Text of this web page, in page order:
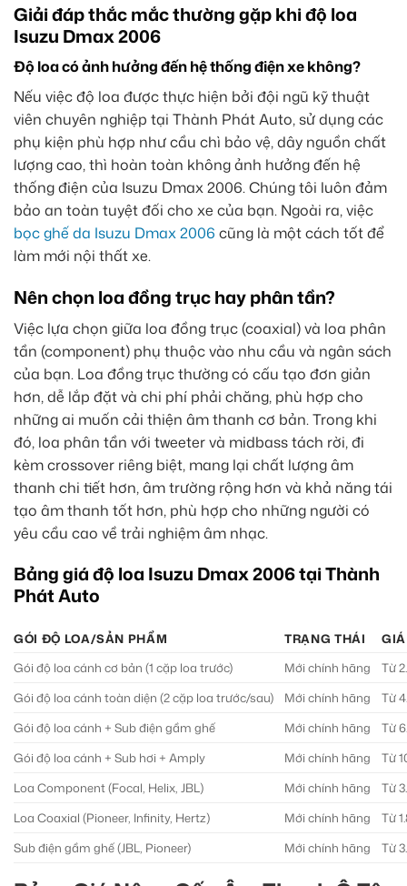
Giải đáp thắc mắc thường gặp khi độ loa
Isuzu Dmax 2006
Độ loa có ảnh hưởng đến hệ thống điện xe không?
Nếu việc độ loa được thực hiện bởi đội ngũ kỹ thuật
viên chuyên nghiệp tại Thành Phát Auto, sử dụng các
phụ kiện phù hợp như cầu chì bảo vệ, dây nguồn chất
lượng cao, thì hoàn toàn không ảnh hưởng đến hệ
thống điện của Isuzu Dmax 2006. Chúng tôi luôn đảm
bảo an toàn tuyệt đối cho xe của bạn. Ngoài ra, việc
bọc ghế da Isuzu Dmax 2006 cũng là một cách tốt để
làm mới nội thất xe.
Nên chọn loa đồng trục hay phân tần?
Việc lựa chọn giữa loa đồng trục (coaxial) và loa phân
tần (component) phụ thuộc vào nhu cầu và ngân sách
của bạn. Loa đồng trục thường có cấu tạo đơn giản
hơn, dễ lắp đặt và chi phí phải chăng, phù hợp cho
những ai muốn cải thiện âm thanh cơ bản. Trong khi
đó, loa phân tần với tweeter và midbass tách rời, đi
kèm crossover riêng biệt, mang lại chất lượng âm
thanh chi tiết hơn, âm trường rộng hơn và khả năng tái
tạo âm thanh tốt hơn, phù hợp cho những người có
yêu cầu cao về trải nghiệm âm nhạc.
Bảng giá độ loa Isuzu Dmax 2006 tại Thành
Phát Auto
GÓI ĐỘ LOA/SẢN PHẨM TRẠNG THÁI
Gói độ loa cánh cơ bản (1 cặp loa trước)
Mới chính hãng
Từ
Gói độ loa cánh toàn diện (2 cặp loa trước/sau)
Mới chính hãng
Từ
Gói độ loa cánh + Sub điện gầm ghế
Mới chính hãng
Từ
Gói độ loa cánh + Sub hơi + Amply
Mới chính hãng
Từ
Loa Component (Focal, Helix, JBL)
Mới chính hãng
Từ
Loa Coaxial (Pioneer, Infinity, Hertz)
Mới chính hãng
Từ
Sub điện gầm ghế (JBL, Pioneer)
Mới chính hãng Từ